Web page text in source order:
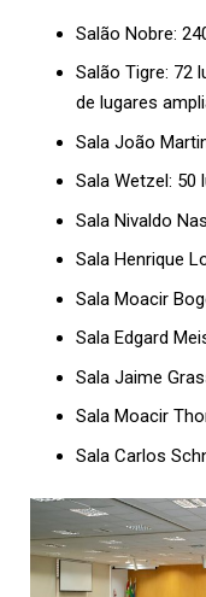
Salão Nobre:
Salão Tigre: 72
de lugares
Sala João
Sala Wetzel: 50
Sala Nivaldo
Sala Henrique
Sala Moacir
Sala Edgard
Sala Jaime
Sala Moacir
Sala Carlos